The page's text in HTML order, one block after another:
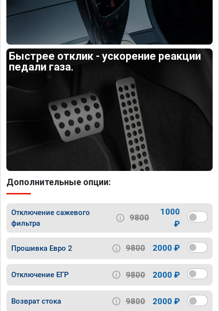
Быстрее отклик - ускорение реакции
педали газа.
Дополнительные опции:
Отключение сажевого
фильтра
9800
1000
₽
Прошивка Евро 2 9800 2000 ₽
Отключение ЕГР 9800 2000 ₽
Возврат стока 9800 2000 ₽